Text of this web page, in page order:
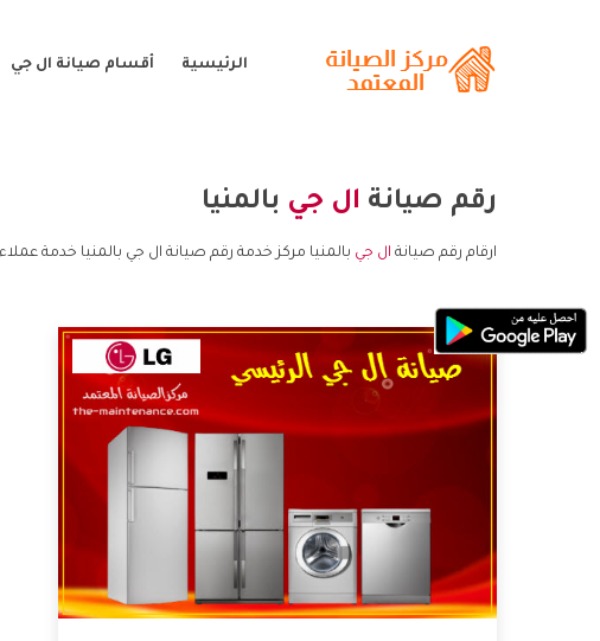
الرئيسية أقسام صيانة ال جي
رقم صيانة ال جي بالمنيا
ارقام رقم صيانة ال جي بالمنيا مركز خدمة رقم صيانة ال جي بالمنيا خدمة